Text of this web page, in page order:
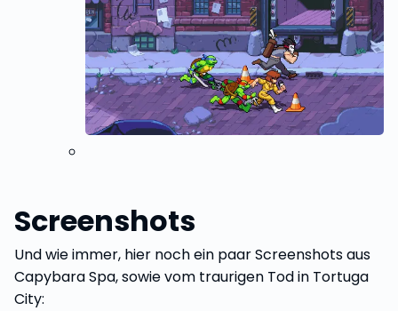
Screenshots
Und wie immer, hier noch ein paar Screenshots aus
Capybara Spa, sowie vom traurigen Tod in Tortuga
City: